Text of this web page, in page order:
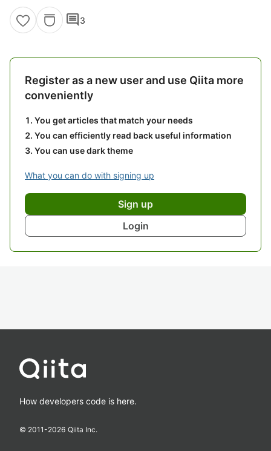
comment3
Register as a new user and use Qiita more
conveniently
You get articles that match your needs
You can efficiently read back useful information
You can use dark theme
What you can do with signing up
Sign up
Login
How developers code is here.
© 2011-2026 Qiita Inc.